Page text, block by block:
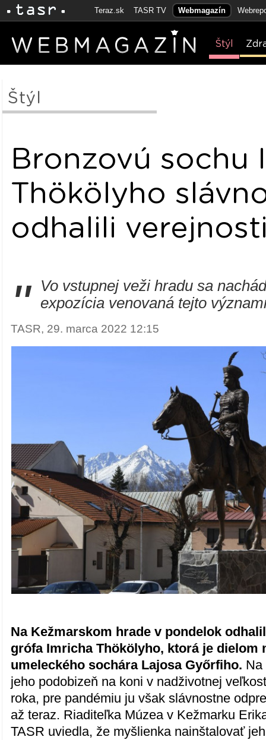
Teraz.sk TASR TV Webmagazín
Štýl
Štýl
Bronzovú sochu
Thökölyho
odhalili
"
Vo vstupnej veži hradu sa
expozícia venovaná tejto
TASR, 29. marca 2022 12:15
Na Kežmarskom hrade v pondelok
grófa Imricha Thökölyho, ktorá je dielom
umeleckého sochára Lajosa Győrfiho. Na
jeho podobizeň na koni v nadživotnej
roka, pre pandémiu ju však slávnostne
až teraz. Riaditeľka Múzea v Kežmarku
TASR uviedla, že myšlienka nainštalovať